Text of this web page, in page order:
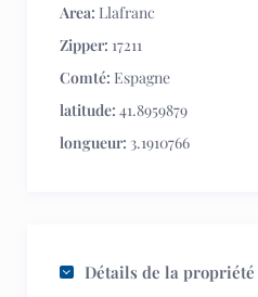
Area: Llafranc
Zipper: 17211
Comté: Espagne
latitude: 41.8959879
longueur: 3.1910766
Détails de la propriété